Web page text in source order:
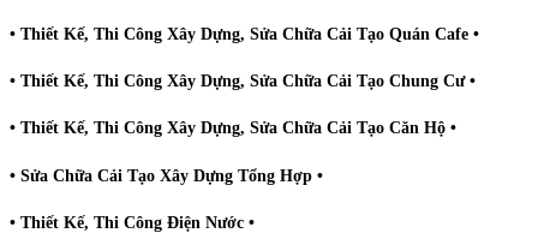
• Thiết Kế, Thi Công Xây Dựng, Sửa Chữa Cải Tạo Quán Cafe •
• Thiết Kế, Thi Công Xây Dựng, Sửa Chữa Cải Tạo Chung Cư •
• Thiết Kế, Thi Công Xây Dựng, Sửa Chữa Cải Tạo Căn Hộ •
• Sửa Chữa Cải Tạo Xây Dựng Tổng Hợp •
• Thiết Kế, Thi Công Điện Nước •